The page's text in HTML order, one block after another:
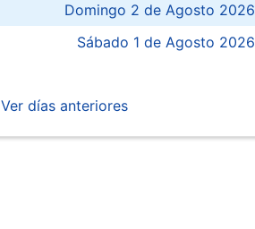
Domingo 2 de Agosto 2026
Sábado 1 de Agosto 2026
Ver días anteriores